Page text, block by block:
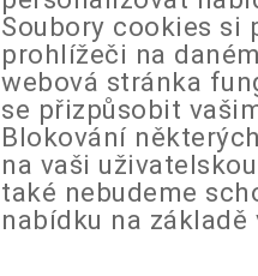
Soubory cookies si
prohlížeči na
webová stránka
se přizpůsobit
Blokování
na vaši
také nebudeme
nabídku na